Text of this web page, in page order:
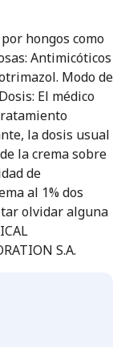
hongos como
Antimicóticos
Modo de
El médico
la dosis usual
la crema sobre
de
al 1% dos
olvidar alguna
S.A.